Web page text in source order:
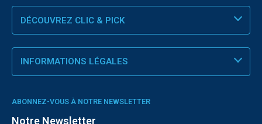
DÉCOUVREZ CLIC & PICK
INFORMATIONS LÉGALES
ABONNEZ-VOUS À NOTRE NEWSLETTER
Notre Newsletter